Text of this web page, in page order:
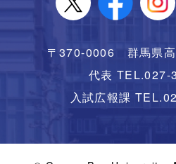
〒370-0006 群馬県高
代表 TEL.027-
入試広報課